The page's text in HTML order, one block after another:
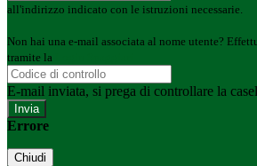
all'indirizzo indicato con le istruzioni necessarie.
Non hai una e-mail associata al nome utente?
tramite la
E-mail inviata, si prega di controllare la
Errore
Chiudi